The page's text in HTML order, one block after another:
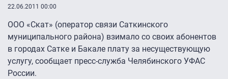
22.06.2011 00:00
ООО «Скат» (оператор связи Саткинского
муниципального района) взимало со своих абонентов
в городах Сатке и Бакале плату за несуществующую
услугу, сообщает пресс-служба Челябинского УФАС
России.